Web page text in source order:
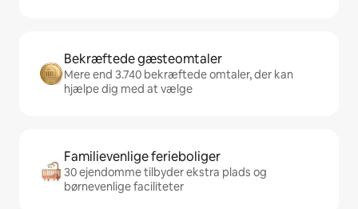
Bekræftede gæsteomtaler
Mere end 3.740 bekræftede omtaler, der kan
hjælpe dig med at vælge
Familievenlige ferieboliger
30 ejendomme tilbyder ekstra plads og
børnevenlige faciliteter